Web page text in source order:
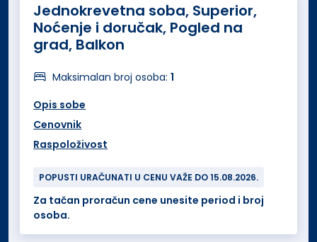
Jednokrevetna soba, Superior,
Noćenje i doručak, Pogled na
grad, Balkon
Maksimalan broj osoba:1
Opis sobe
Cenovnik
Raspoloživost
POPUSTI URAČUNATI U CENU VAŽE DO 15.08.2026.
Za tačan proračun cene unesite period i broj
osoba.